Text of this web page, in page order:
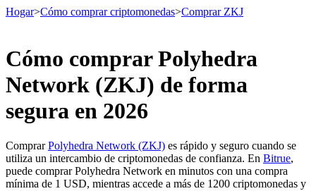
Futuros
Hogar>Cómo comprar criptomonedas>Comprar ZKJ
Cómo comprar Polyhedra
Network (ZKJ) de forma
segura en 2026
ComprarPolyhedra Network (ZKJ) es rápido y seguro cuando se
utiliza un intercambio de criptomonedas de confianza. En Bitrue,
puede comprar Polyhedra Network en minutos con una compra
mínima de 1 USD, mientras accede a más de 1200 criptomonedas y